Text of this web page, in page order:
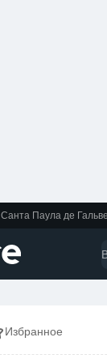
Санта Паула де
Избранное